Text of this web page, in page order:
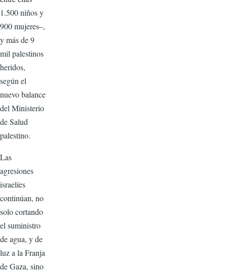
1.500 niños y
900 mujeres–,
y más de 9
mil palestinos
heridos,
según el
nuevo balance
del Ministerio
de Salud
palestino.
Las
agresiones
israelíes
continúan, no
solo cortando
el suministro
de agua, y de
luz a la Franja
de Gaza, sino